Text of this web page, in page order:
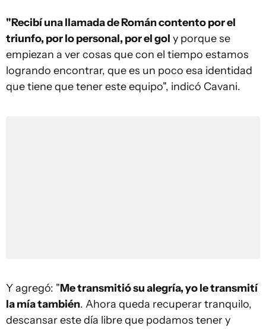
"Recibí una llamada de Román contento por el
triunfo, por lo personal, por el gol y porque se
empiezan a ver cosas que con el tiempo estamos
logrando encontrar, que es un poco esa identidad
que tiene que tener este equipo", indicó Cavani.
Y agregó: "Me transmitió su alegría, yo le transmití
la mía también. Ahora queda recuperar tranquilo,
descansar este día libre que podamos tener y